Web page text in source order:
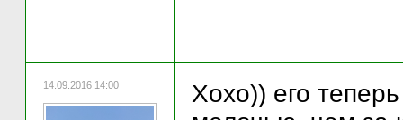
14.09.2016 14:00
Хохо)) его